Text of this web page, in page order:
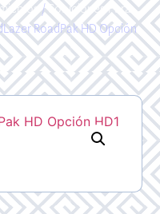
/Soluciones Para
RoadPak HD Opción